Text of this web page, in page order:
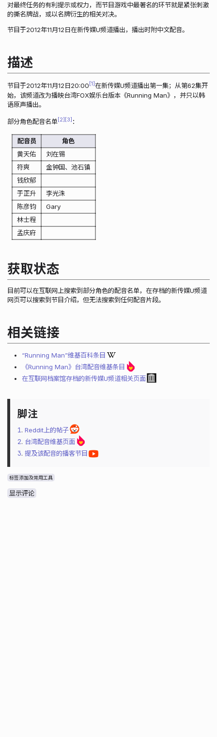
对最终任务的有利提示或权力，而节目游戏中最著名的环节就是紧张刺激
的撕名牌战，或以名牌衍生的相关对决。
节目于2012年11月12日在新传媒U频道播出，播出时附中文配音。
描述
节目于2012年11月12日20:00 1 在新传媒U频道播出第一集；从第62集开
始，该频道改为播映台湾FOX娱乐台版本《Running Man》，并只以韩
语原声播出。
部分角色配音名单 2 3 ：
配音员
角色
黄天佑
刘在锡
符爽
金钟国、池石镇
钱欣郁
于正升
李光洙
陈彦钧
Gary
林士程
孟庆府
获取状态
目前可以在互联网上搜索到部分角色的配音名单，在存档的新传媒U频道
网页可以搜索到节目介绍，但无法搜索到任何配音片段。
相关链接
“Running Man”维基百科条目
《Running Man》台湾配音维基条目
在互联网档案馆存档的新传媒U频道相关页面
1. Reddit上的帖子
2. 台湾配音维基页面
3. 提及该配音的播客节目
标签添加及常用工具
显示评论